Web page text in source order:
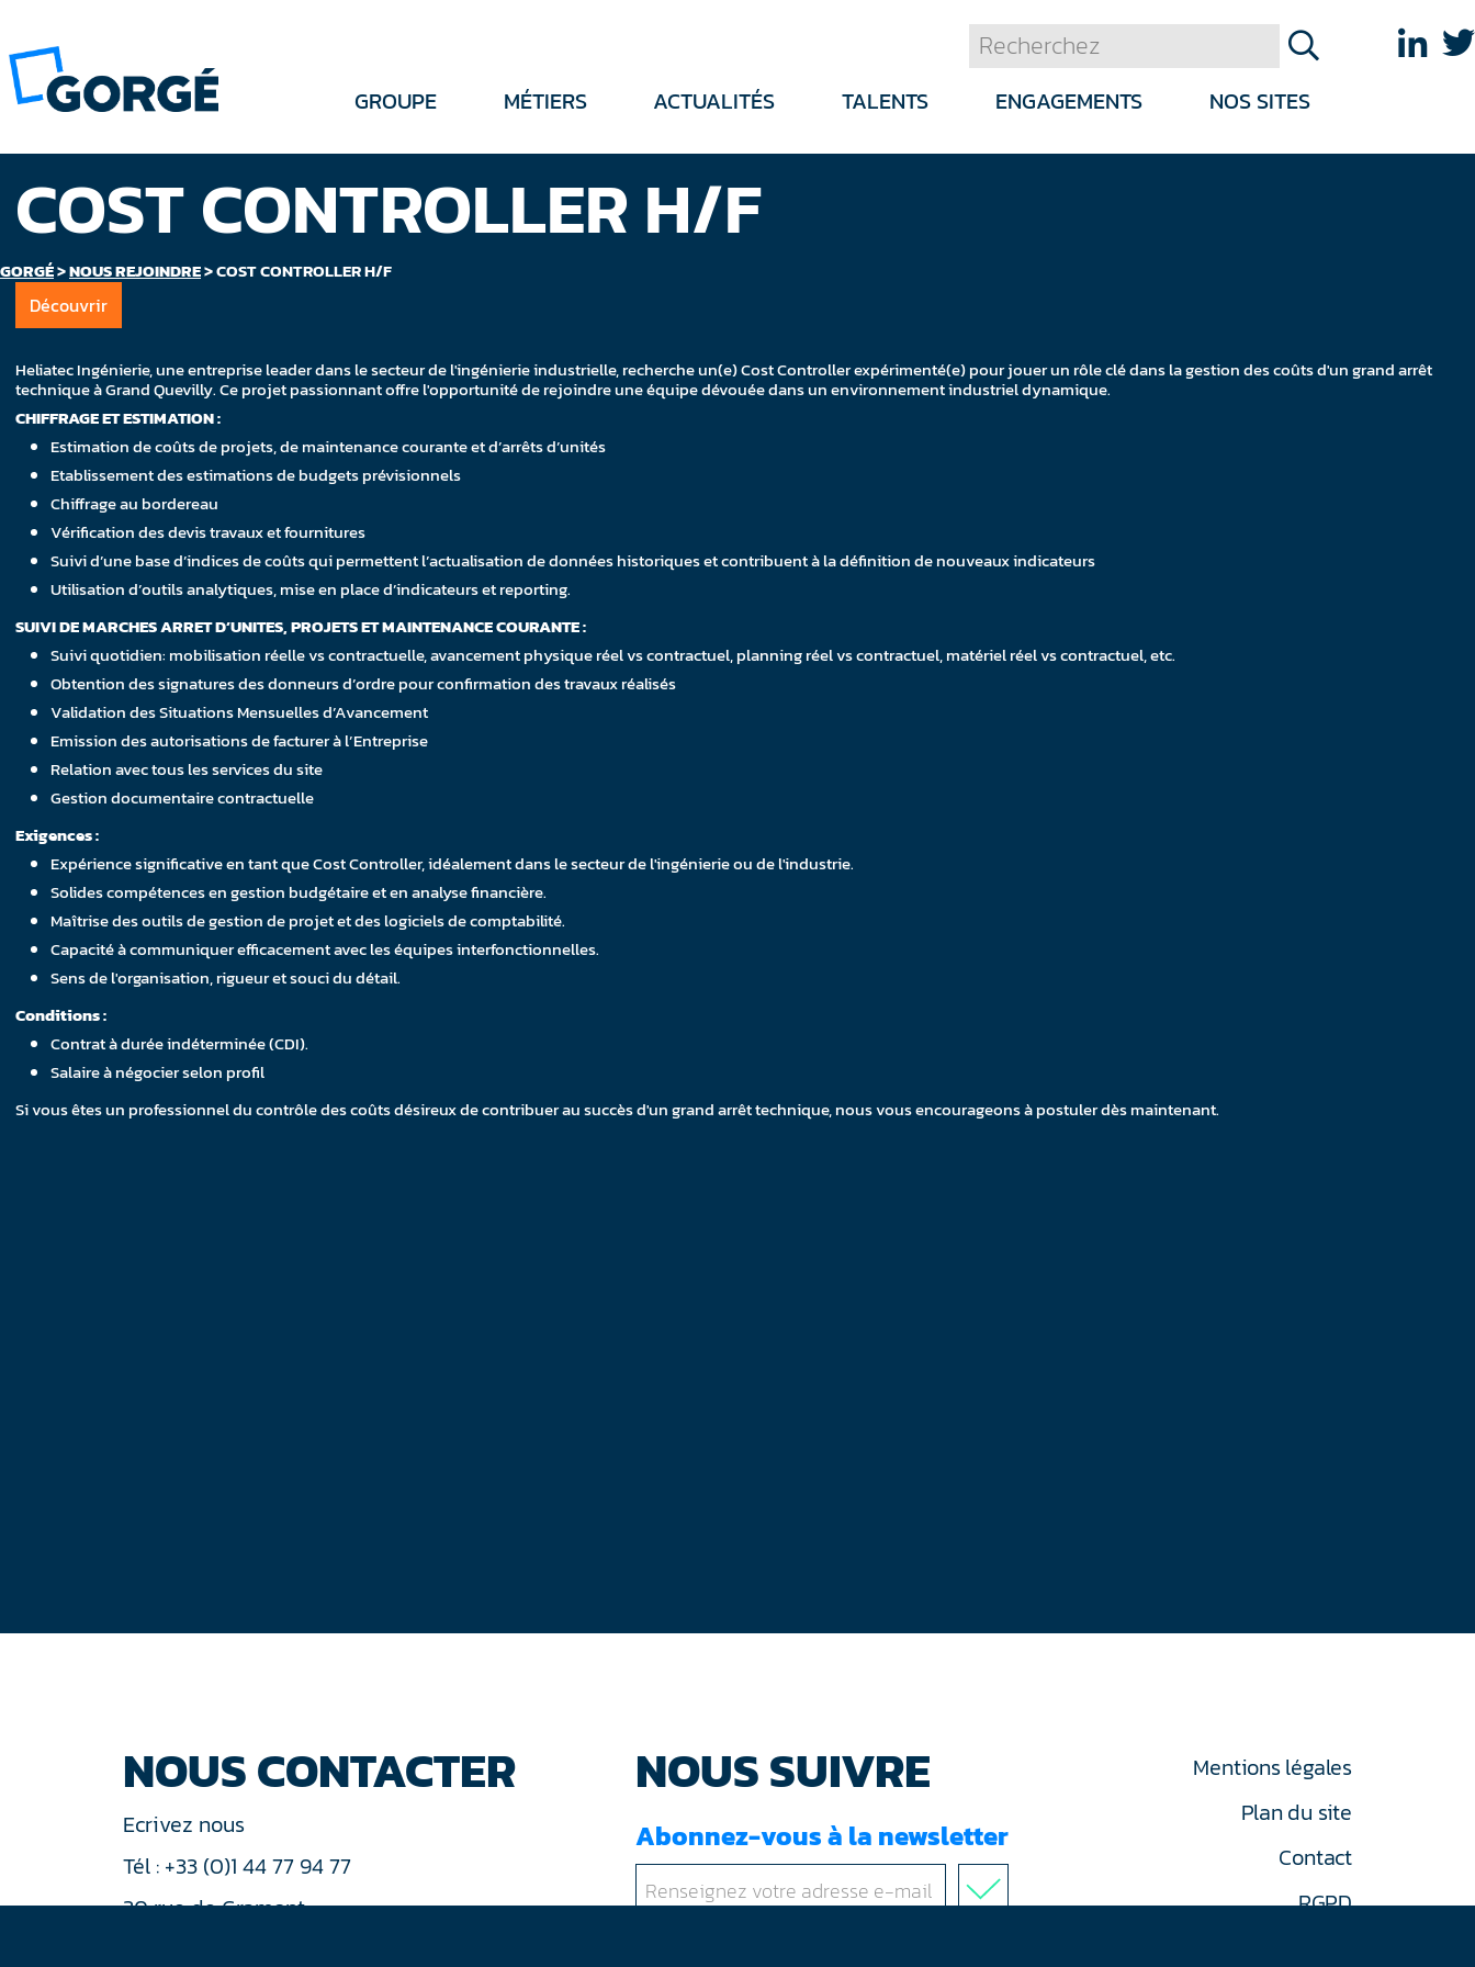
GROUPE MÉTIERS ACTUALITÉS TALENTS ENGAGEMENTS NOS SITES
GORGÉ>NOUS REJOINDRE>COST CONTROLLER H/F
COST CONTROLLER H/F
Découvrir
Heliatec Ingénierie, une entreprise leader dans le secteur de l'ingénierie industrielle, recherche un(e) Cost Controller expérimenté(e) pour jouer un rôle clé dans la gestion des coûts d'un grand arrêt
technique à Grand Quevilly. Ce projet passionnant offre l'opportunité de rejoindre une équipe dévouée dans un environnement industriel dynamique.
CHIFFRAGE ET ESTIMATION :
Estimation de coûts de projets, de maintenance courante et d’arrêts d’unités
Etablissement des estimations de budgets prévisionnels
Chiffrage au bordereau
Vérification des devis travaux et fournitures
Suivi d’une base d’indices de coûts qui permettent l’actualisation de données historiques et contribuent à la définition de nouveaux indicateurs
Utilisation d’outils analytiques, mise en place d’indicateurs et reporting.
SUIVI DE MARCHES ARRET D’UNITES, PROJETS ET MAINTENANCE COURANTE :
Suivi quotidien: mobilisation réelle vs contractuelle, avancement physique réel vs contractuel, planning réel vs contractuel, matériel réel vs contractuel, etc.
Obtention des signatures des donneurs d’ordre pour confirmation des travaux réalisés
Validation des Situations Mensuelles d’Avancement
Emission des autorisations de facturer à l’Entreprise
Relation avec tous les services du site
Gestion documentaire contractuelle
Exigences :
Expérience significative en tant que Cost Controller, idéalement dans le secteur de l'ingénierie ou de l'industrie.
Solides compétences en gestion budgétaire et en analyse financière.
Maîtrise des outils de gestion de projet et des logiciels de comptabilité.
Capacité à communiquer efficacement avec les équipes interfonctionnelles.
Sens de l'organisation, rigueur et souci du détail.
Conditions :
Contrat à durée indéterminée (CDI).
Salaire à négocier selon profil
Si vous êtes un professionnel du contrôle des coûts désireux de contribuer au succès d'un grand arrêt technique, nous vous encourageons à postuler dès maintenant.
NOUS CONTACTER
Ecrivez nous
Tél : +33 (0)1 44 77 94 77
30 rue de Gramont
NOUS SUIVRE
Abonnez-vous à la newsletter
Mentions légales
Plan du site
Contact
RGPD